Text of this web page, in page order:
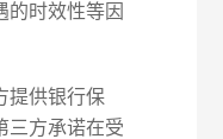
的时效性等因
提供银行保
三方承诺在受